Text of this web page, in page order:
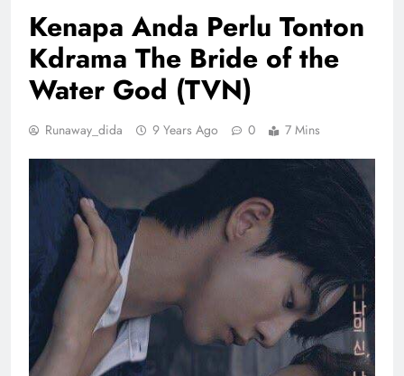
Kenapa Anda Perlu Tonton
Kdrama The Bride of the
Water God (TVN)
Runaway_dida 9 Years Ago 0 7 Mins